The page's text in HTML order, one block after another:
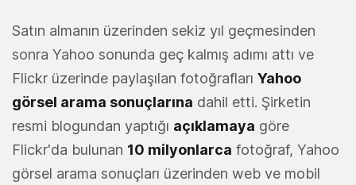
Satın almanın üzerinden sekiz yıl geçmesinden
sonra Yahoo sonunda geç kalmış adımı attı ve
Flickr üzerinde paylaşılan fotoğrafları Yahoo
görsel arama sonuçlarına dahil etti. Şirketin
resmi blogundan yaptığı açıklamaya göre
Flickr'da bulunan 10 milyonlarca fotoğraf, Yahoo
görsel arama sonuçları üzerinden web ve mobil